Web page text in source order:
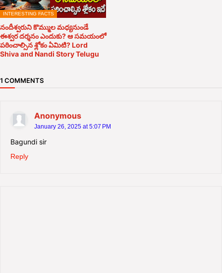
INTERESTING FACTS
నందీశ్వరుని కొమ్ముల మధ్యనుండే
ఈశ్వర దర్శనం ఎందుకు? ఆ సమయంలో
పఠించాల్సిన శ్లోకం ఏమిటి? Lord
Shiva and Nandi Story Telugu
1 COMMENTS
Anonymous
January 26, 2025 at 5:07 PM
Bagundi sir
Reply